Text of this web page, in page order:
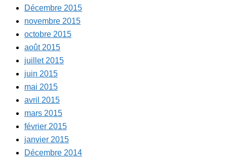
Décembre 2015
novembre 2015
octobre 2015
août 2015
juillet 2015
juin 2015
mai 2015
avril 2015
mars 2015
février 2015
janvier 2015
Décembre 2014